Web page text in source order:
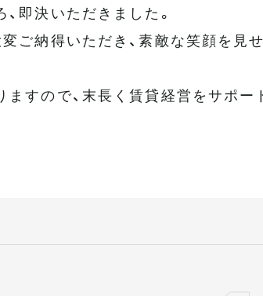
即決いただきました。
ご納得いただき、素敵な笑顔を見
すので、末長く賃貸経営をサポー